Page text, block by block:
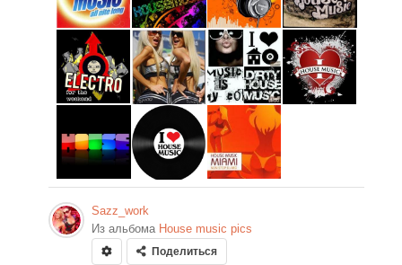
Sazz_work
Из альбома House music pics
Поделиться